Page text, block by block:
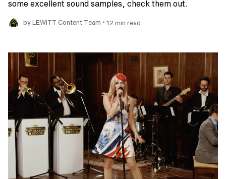
some excellent sound samples, check them out.
by LEWITT Content Team • 12 min read